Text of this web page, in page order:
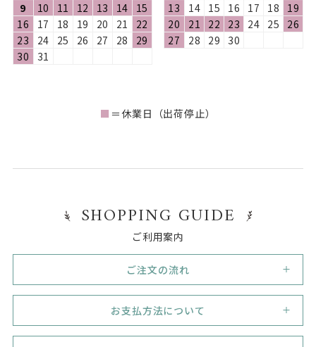
9
10 11 12 13 14
15
16
17 18 19 20 21
22
23
24 25 26 27 28
29
30
31
13
14 15 16 17 18
19
20
21 22 23 24 25
26
27
28 29 30
■ ＝休業日（出荷停止）
SHOPPING GUIDE
ご利用案内
ご注文の流れ
1
新規会員登録
初めてご利用のお客様は、まずは新規会員登録（無料）
を行って下さい。
お支払方法について
代金引換